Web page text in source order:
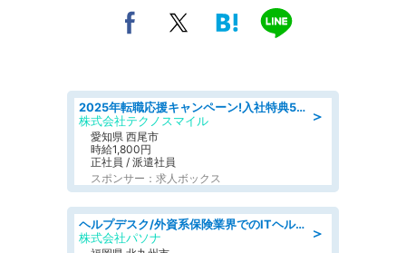
＞
2025年転職応援キャンペーン!入社特典58万円/デンソーで働こう!自動車工場で小型部品の検査業務 denso aichi
株式会社テクノスマイル
愛知県 西尾市
時給1,800円
正社員 / 派遣社員
スポンサー：求人ボックス
＞
ヘルプデスク/外資系保険業界でのITヘルプデスク業務/駅近/即日勤務可/ヘルプデスク
株式会社パソナ